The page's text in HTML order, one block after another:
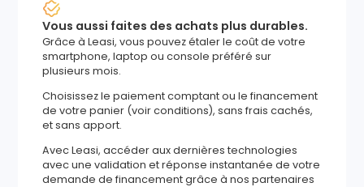
Vous aussi faites des achats plus durables.
Grâce à Leasi, vous pouvez étaler le coût de votre
smartphone, laptop ou console préféré sur
plusieurs mois.
Choisissez le paiement comptant ou le financement
de votre panier (voir conditions), sans frais cachés,
et sans apport.
Avec Leasi, accéder aux dernières technologies
avec une validation et réponse instantanée de votre
demande de financement grâce à nos partenaires